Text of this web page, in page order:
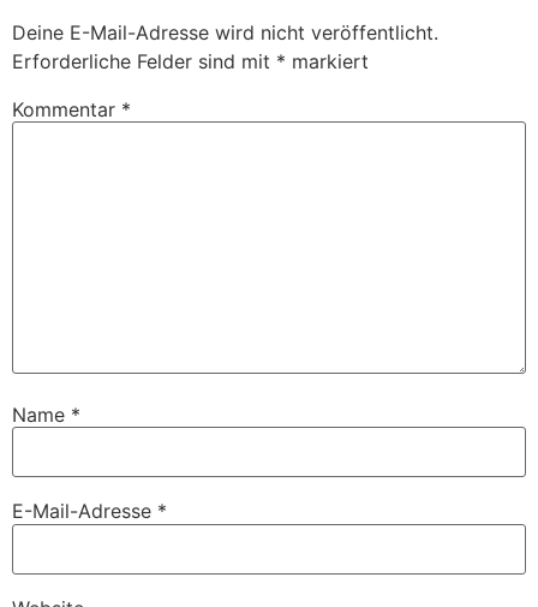
Deine E-Mail-Adresse wird nicht veröffentlicht.
Erforderliche Felder sind mit * markiert
Kommentar *
Name *
E-Mail-Adresse *